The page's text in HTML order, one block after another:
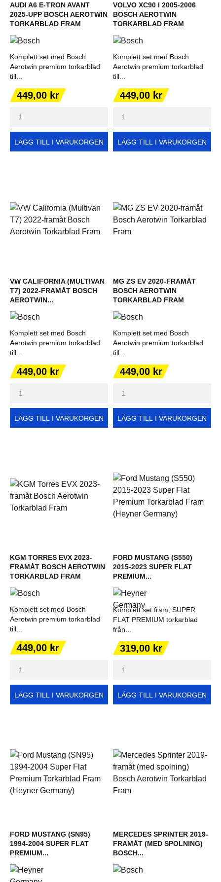
AUDI A6 E-TRON AVANT
2025-UPP BOSCH AEROTWIN
TORKARBLAD FRAM
Komplett set med Bosch
Aerotwin premium torkarblad
till...
Pris
449,00 kr
LÄGG TILL I VARUKORGEN
VOLVO XC90 I 2005-2006
BOSCH AEROTWIN
TORKARBLAD FRAM
Komplett set med Bosch
Aerotwin premium torkarblad
till...
Pris
449,00 kr
LÄGG TILL I VARUKORGEN
VW CALIFORNIA (MULTIVAN
T7) 2022-FRAMÅT BOSCH
AEROTWIN...
Komplett set med Bosch
Aerotwin premium torkarblad
till...
Pris
449,00 kr
LÄGG TILL I VARUKORGEN
MG ZS EV 2020-FRAMÅT
BOSCH AEROTWIN
TORKARBLAD FRAM
Komplett set med Bosch
Aerotwin premium torkarblad
till...
Pris
449,00 kr
LÄGG TILL I VARUKORGEN
KGM TORRES EVX 2023-
FRAMÅT BOSCH AEROTWIN
TORKARBLAD FRAM
Komplett set med Bosch
Aerotwin premium torkarblad
till...
Pris
449,00 kr
LÄGG TILL I VARUKORGEN
FORD MUSTANG (S550)
2015-2023 SUPER FLAT
PREMIUM...
Komplett set fram, SUPER
FLAT PREMIUM torkarblad
från...
Pris
319,00 kr
LÄGG TILL I VARUKORGEN
FORD MUSTANG (SN95)
1994-2004 SUPER FLAT
PREMIUM...
MERCEDES SPRINTER 2019-
FRAMÅT (MED SPOLNING)
BOSCH...